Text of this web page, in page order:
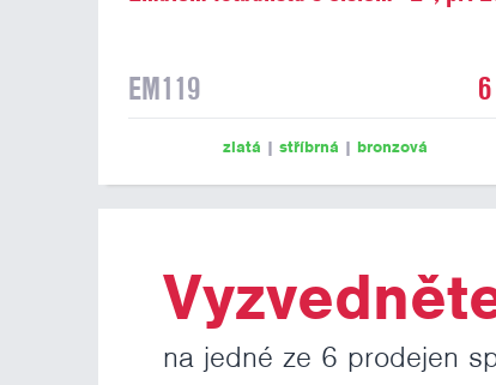
EM119
zlatá |stříbrná | bronzová
na jedné ze 6 prodejen